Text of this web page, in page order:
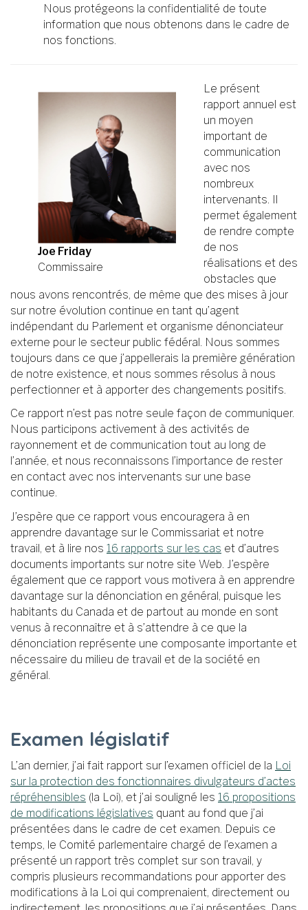
Nous protégeons la confidentialité de toute
information que nous obtenons dans le cadre de
nos fonctions.
Joe Friday
Commissaire
Le présent
rapport annuel est
un moyen
important de
communication
avec nos
nombreux
intervenants. Il
permet également
de rendre compte
de nos
réalisations et des
obstacles que
nous avons rencontrés, de même que des mises à jour
sur notre évolution continue en tant qu’agent
indépendant du Parlement et organisme dénonciateur
externe pour le secteur public fédéral. Nous sommes
toujours dans ce que j’appellerais la première génération
de notre existence, et nous sommes résolus à nous
perfectionner et à apporter des changements positifs.
Ce rapport n’est pas notre seule façon de communiquer.
Nous participons activement à des activités de
rayonnement et de communication tout au long de
l’année, et nous reconnaissons l’importance de rester
en contact avec nos intervenants sur une base
continue.
J’espère que ce rapport vous encouragera à en
apprendre davantage sur le Commissariat et notre
travail, et à lire nos 16 rapports sur les cas et d’autres
documents importants sur notre site Web. J’espère
également que ce rapport vous motivera à en apprendre
davantage sur la dénonciation en général, puisque les
habitants du Canada et de partout au monde en sont
venus à reconnaître et à s’attendre à ce que la
dénonciation représente une composante importante et
nécessaire du milieu de travail et de la société en
général.
Examen législatif
L’an dernier, j’ai fait rapport sur l’examen officiel de la Loi
sur la protection des fonctionnaires divulgateurs d’actes
répréhensibles (la Loi), et j’ai souligné les 16 propositions
de modifications législatives quant au fond que j’ai
présentées dans le cadre de cet examen. Depuis ce
temps, le Comité parlementaire chargé de l’examen a
présenté un rapport très complet sur son travail, y
compris plusieurs recommandations pour apporter des
modifications à la Loi qui comprenaient, directement ou